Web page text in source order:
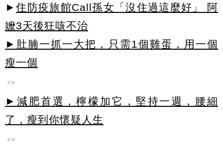
► 住防疫旅館Call孫女「沒住過這麼好」 阿
嬤3天後狂咳不治
►肚腩一抓一大把，只需1個雞蛋，用一個
瘦一個
PR
►減肥首選，檸檬加它，堅持一週，腰細
了，瘦到你懷疑人生
PR